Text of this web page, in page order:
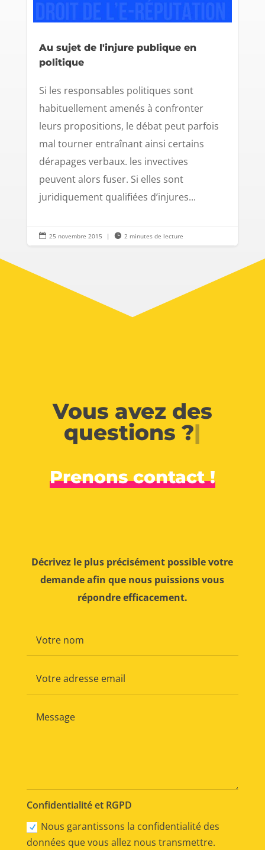
Au sujet de l'injure publique en
politique
Si les responsables politiques sont
habituellement amenés à confronter
leurs propositions, le débat peut parfois
mal tourner entraînant ainsi certains
dérapages verbaux. les invectives
peuvent alors fuser. Si elles sont
juridiquement qualifiées d’injures...
 25 novembre 2015 |  2 minutes de lecture
Vous avez des
questions ?|
Prenons contact !
Décrivez le plus précisément possible votre
demande afin que nous puissions vous
répondre efficacement.
Confidentialité et RGPD
Nous garantissons la confidentialité des
données que vous allez nous transmettre.